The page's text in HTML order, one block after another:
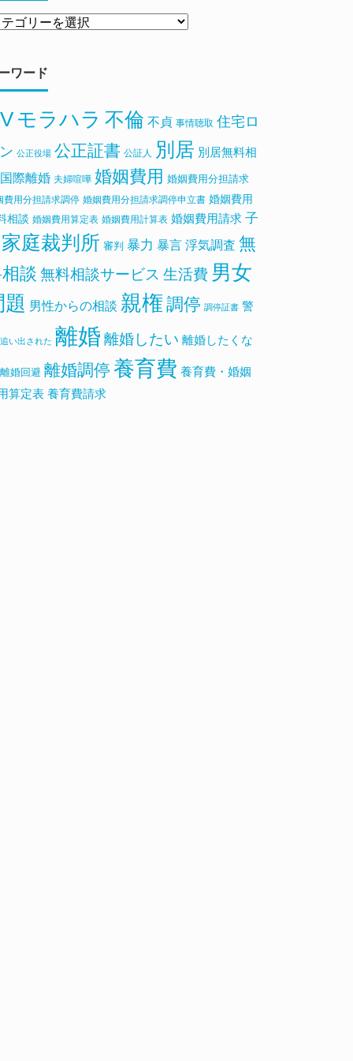
ワード
モラハラ 不倫 不貞 事情聴取 住宅ロ
公正役場 公正証書 公証人 別居 別居無料相
国際離婚 夫婦喧嘩 婚姻費用 婚姻費用分担請求
費用分担請求調停 婚姻費用分担請求調停申立書 婚姻費用
相談 婚姻費用算定表 婚姻費用計算表 婚姻費用請求 子
家庭裁判所 審判 暴力 暴言 浮気調査 無
談 無料相談サービス 生活費 男女
題 男性からの相談 親権 調停 調停証書 警
追い出された 離婚 離婚したい 離婚したくな
離婚回避 離婚調停 養育費 養育費・婚姻
算定表 養育費請求